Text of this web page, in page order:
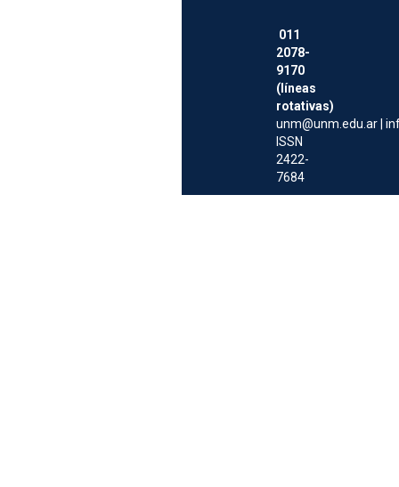
011
2078-
9170
(líneas
rotativas)
unm@unm.edu.ar |
ISSN
2422-
7684